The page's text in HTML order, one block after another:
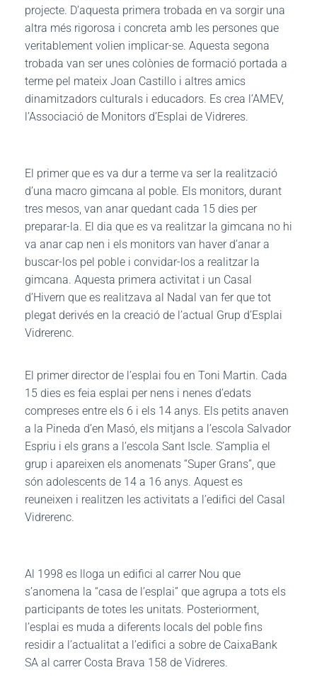
projecte. D’aquesta primera trobada en va sorgir una
altra més rigorosa i concreta amb les persones que
veritablement volien implicar-se. Aquesta segona
trobada van ser unes colònies de formació portada a
terme pel mateix Joan Castillo i altres amics
dinamitzadors culturals i educadors. Es crea l’AMEV,
l’Associació de Monitors d’Esplai de Vidreres.
El primer que es va dur a terme va ser la realització
d’una macro gimcana al poble. Els monitors, durant
tres mesos, van anar quedant cada 15 dies per
preparar-la. El dia que es va realitzar la gimcana no hi
va anar cap nen i els monitors van haver d’anar a
buscar-los pel poble i convidar-los a realitzar la
gimcana. Aquesta primera activitat i un Casal
d’Hivern que es realitzava al Nadal van fer que tot
plegat derivés en la creació de l’actual Grup d’Esplai
Vidrerenc.
El primer director de l’esplai fou en Toni Martin. Cada
15 dies es feia esplai per nens i nenes d’edats
compreses entre els 6 i els 14 anys. Els petits anaven
a la Pineda d’en Masó, els mitjans a l’escola Salvador
Espriu i els grans a l’escola Sant Iscle. S’amplia el
grup i apareixen els anomenats “Super Grans”, que
són adolescents de 14 a 16 anys. Aquest es
reuneixen i realitzen les activitats a l’edifici del Casal
Vidrerenc.
Al 1998 es lloga un edifici al carrer Nou que
s’anomena la “casa de l’esplai” que agrupa a tots els
participants de totes les unitats. Posteriorment,
l’esplai es muda a diferents locals del poble fins
residir a l’actualitat a l’edifici a sobre de CaixaBank
SA al carrer Costa Brava 158 de Vidreres.